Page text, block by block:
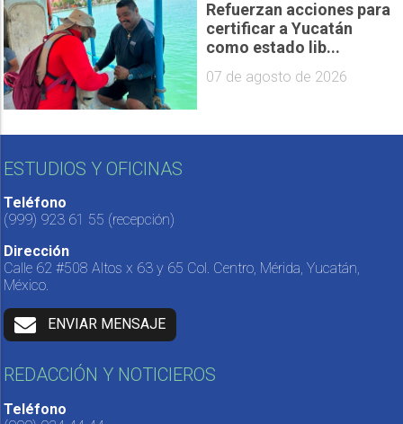
Refuerzan acciones para
certificar a Yucatán
como estado lib...
07 de agosto de 2026
ESTUDIOS Y OFICINAS
Teléfono
(999) 923 61 55 (recepción)
Dirección
Calle 62 #508 Altos x 63 y 65 Col. Centro, Mérida, Yucatán,
México.
ENVIAR MENSAJE
REDACCIÓN Y NOTICIEROS
Teléfono